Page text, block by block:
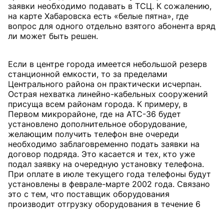
заявки необходимо подавать в ТСЦ. К сожалению,
на карте Хабаровска есть «белые пятна», где
вопрос для одного отдельно взятого абонента вряд
ли может быть решен.
Если в центре города имеется небольшой резерв
станционной емкости, то за пределами
Центрального района он практически исчерпан.
Острая нехватка линейно-кабельных сооружений
присуща всем районам города. К примеру, в
Первом микрорайоне, где на АТС-36 будет
установлено дополнительное оборудование,
желающим получить телефон вне очереди
необходимо заблаговременно подать заявки на
договор подряда. Это касается и тех, кто уже
подал заявку на очередную установку телефона.
При оплате в июле текущего года телефоны будут
установлены в феврале-марте 2002 года. Связано
это с тем, что поставщик оборудования
производит отгрузку оборудования в течение 6